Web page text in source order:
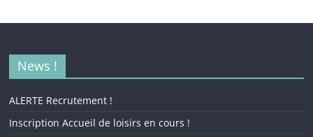
News !
ALERTE Recrutement !
Inscription Accueil de loisirs en cours !